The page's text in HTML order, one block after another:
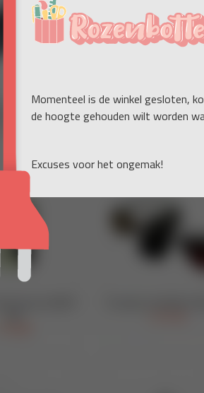
Momenteel is de winkel gesloten,
de hoogte gehouden wilt worden
Excuses voor het ongemak!